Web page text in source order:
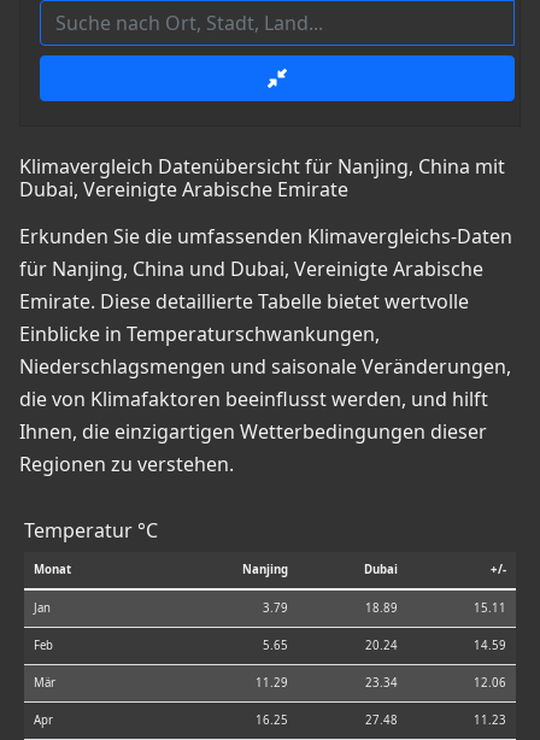
Klimavergleich Datenübersicht für Nanjing, China mit
Dubai, Vereinigte Arabische Emirate
Erkunden Sie die umfassenden Klimavergleichs-Daten
für Nanjing, China und Dubai, Vereinigte Arabische
Emirate. Diese detaillierte Tabelle bietet wertvolle
Einblicke in Temperaturschwankungen,
Niederschlagsmengen und saisonale Veränderungen,
die von Klimafaktoren beeinflusst werden, und hilft
Ihnen, die einzigartigen Wetterbedingungen dieser
Regionen zu verstehen.
Temperatur °C
Monat Nanjing Dubai +/-
Jan 3.79 18.89 15.11
Feb 5.65 20.24 14.59
Mär 11.29 23.34 12.06
Apr 16.25 27.48 11.23